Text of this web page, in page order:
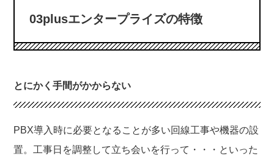
03plusエンタープライズの特徴
とにかく手間がかからない
PBX導入時に必要となることが多い回線工事や機器の設
置。工事日を調整して立ち会いを行って・・・といった